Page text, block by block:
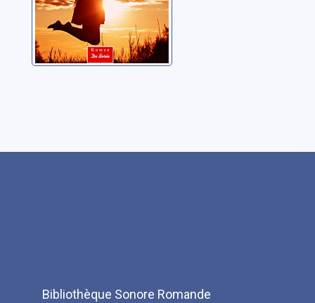
Bibliothèque Sonore Romande